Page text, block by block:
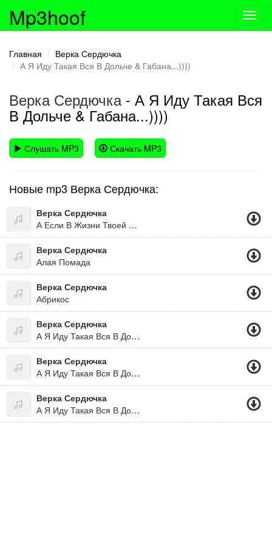
Mp3hoof
Главная
Верка Сердючка
А Я Иду Такая Вся В Дольче & Габана...))))
Верка Сердючка- А Я Иду Такая Вся
В Дольче & Габана...))))
Слушать MP3 Скачать MP3
Новые mp3 Верка Сердючка:
Верка Сердючка
А Если В Жизни Твоей Чёрная Полоса, То Будет В Жизни Твоей И Белая Полоса. А Если Дождь С Утра Не По Заказу, Как Всегда, Знать После Дождичка Всегда Сонечко Бува! =))))))))))))))))))))((Дуже Оптимістична Пісня)
Верка Сердючка
Алая Помада
Верка Сердючка
Абрикос
Верка Сердючка
А Я Иду Такая Вся В Дольче&габана .
Верка Сердючка
А Я Иду Такая Вся В Дольче Габбана!!!! :)))
Верка Сердючка
А Я Иду Такая Вся В Дольче-Габана